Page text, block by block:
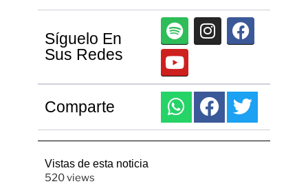
Síguelo En
Sus Redes
Comparte
Vistas de esta noticia
520 views